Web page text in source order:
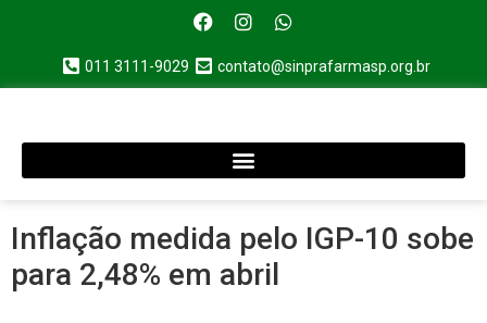
011 3111-9029 contato@sinprafarmasp.org.br
Inflação medida pelo IGP-10 sobe
para 2,48% em abril